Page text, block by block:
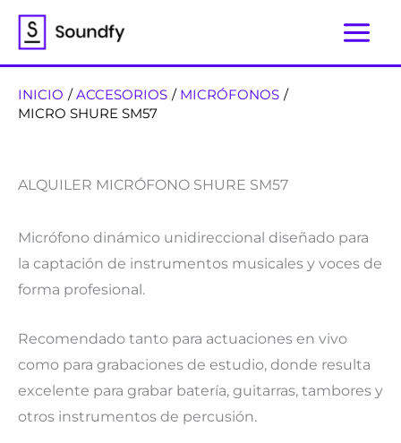
contenido
INICIO
ACCESORIOS
MICRÓFONOS
MICRO SHURE SM57
ALQUILER MICRÓFONO SHURE SM57
Micrófono dinámico unidireccional diseñado para
la captación de instrumentos musicales y voces de
forma profesional.
Recomendado tanto para actuaciones en vivo
como para grabaciones de estudio, donde resulta
excelente para grabar batería, guitarras, tambores y
otros instrumentos de percusión.